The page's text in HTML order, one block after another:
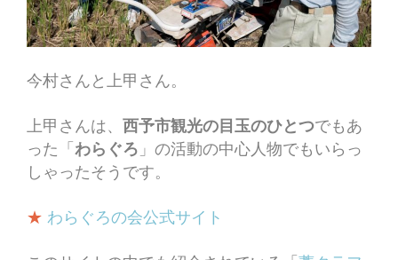
今村さんと上甲さん。
上甲さんは、 西予市観光の目玉のひとつでもあ
った「わらぐろ 」の活動の中心人物でもいらっ
しゃったそうです。
★ わらぐろの会公式サイト